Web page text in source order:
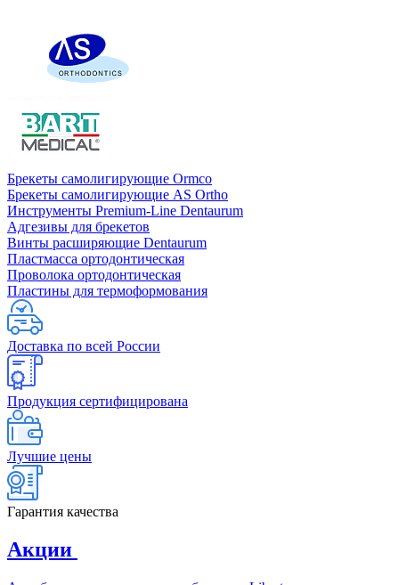
Брекеты самолигирующие Ormco
Брекеты самолигирующие AS Ortho
Инструменты Premium-Line Dentaurum
Адгезивы для брекетов
Винты расширяющие Dentaurum
Пластмасса ортодонтическая
Проволока ортодонтическая
Пластины для термоформования
Доставка по всей России
Продукция сертифицирована
Лучшие цены
Гарантия качества
Акции